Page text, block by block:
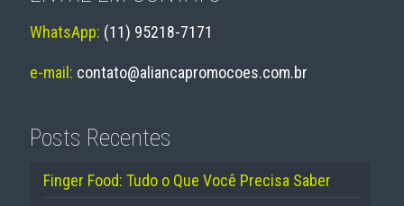
WhatsApp: (11) 95218-7171
e-mail: contato@aliancapromocoes.com.br
Posts Recentes
Finger Food: Tudo o Que Você Precisa Saber